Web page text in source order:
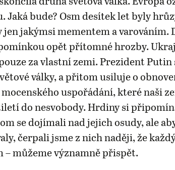
Jaká bude? Osm desítek let byly
jen jakýmsi mementem a varováním.
opět přítomné hrozby.
za vlastní zemi. Prezident Putin
války, a přitom usiluje o
uspořádání, které naši
do nesvobody. Hrdiny si
se dojímali nad jejich osudy, ale
čerpali jsme z nich naději, že
– můžeme významně přispět.